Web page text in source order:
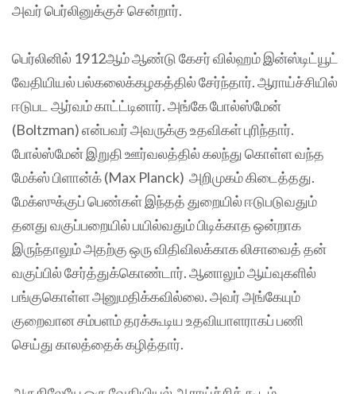
அவர் பெர்லினுக்குச் சென்றார்.
பெர்லினில் 1912ஆம் ஆண்டு கேசர் வில்ஹம் இன்ஸ்டிட்யூட்
வேதியியல் பல்கலைக்கழகத்தில் சேர்ந்தார். ஆராய்ச்சியில்
ஈடுபட ஆர்வம் காட்ட்டினார். அங்கே போல்ஸ்மேன்
(Boltzman) என்பவர் அவருக்கு உதவிகள் புரிந்தார்.
போல்ஸ்மேன் இறுதி ஊர்வலத்தில் கலந்து கொள்ள வந்த
மேக்ஸ் பிளான்க் (Max Planck) அறிமுகம் கிடைத்தது.
மேக்ஸுக்குப் பெண்கள் இந்தத் துறையில் ஈடுபடுவதும்
தனது வகுப்பறையில் பயில்வதும் பிடிக்காத ஒன்றாக
இருந்தாலும் அதற்கு ஒரு விதிவிலக்காக லிசாவைத் தன்
வகுப்பில் சேர்த்துக்கொண்டார். ஆனாலும் ஆய்வுகளில்
பங்குகொள்ள அனுமதிக்கவில்லை. அவர் அங்கேயும்
குறைவான சம்பளம் தரக்கூடிய உதவியாளராகப் பணி
செய்து காலத்தைக் கழித்தார்.